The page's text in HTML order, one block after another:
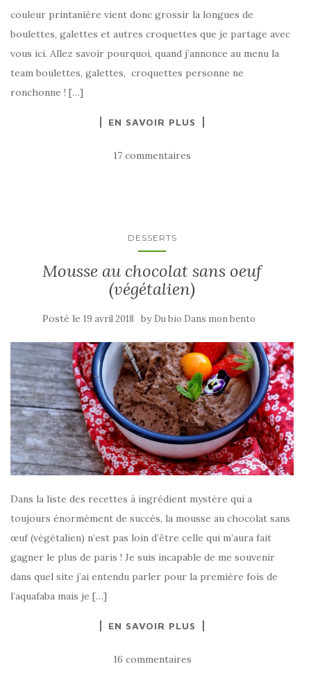
couleur printanière vient donc grossir la longues de
boulettes, galettes et autres croquettes que je partage avec
vous ici. Allez savoir pourquoi, quand j’annonce au menu la
team boulettes, galettes, croquettes personne ne
ronchonne ! […]
EN SAVOIR PLUS
17 commentaires
DESSERTS
Mousse au chocolat sans oeuf
(végétalien)
Posté le 19 avril 2018 by Du bio Dans mon bento
Dans la liste des recettes à ingrédient mystère qui a
toujours énormément de succès, la mousse au chocolat sans
œuf (végétalien) n’est pas loin d’être celle qui m’aura fait
gagner le plus de paris ! Je suis incapable de me souvenir
dans quel site j’ai entendu parler pour la première fois de
l’aquafaba mais je […]
EN SAVOIR PLUS
16 commentaires